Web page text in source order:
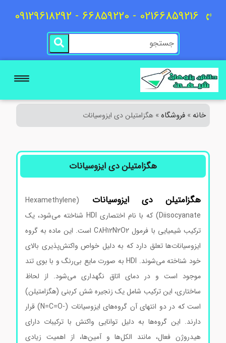
02166859216 - 66859220 - 09129618292
خانه»فروشگاه»هگزامتیلن دی ایزوسیانات
هگزامتیلن دی ایزوسیانات
هگزامتیلن دی ایزوسیانات
(Hexamethylene
Diisocyanate) که با نام اختصاری HDI شناخته می‌شود، یک
ترکیب شیمیایی با فرمول C8H12N2O2 است. این ماده به گروه
ایزوسیانات‌ها تعلق دارد که به دلیل خواص واکنش‌پذیری بالای
خود شناخته می‌شوند. HDI به صورت مایع بی‌رنگ و با بوی تند
موجود است و در دمای اتاق نگهداری می‌شود. از لحاظ
ساختاری، این ترکیب شامل یک زنجیره شش کربنی (هگزامتیلن)
است که در دو انتهای آن گروه‌های ایزوسیانات (-N=C=O) قرار
دارند. این گروه‌ها به دلیل توانایی واکنش با ترکیبات دارای
هیدروژن فعال، مانند الکل‌ها و آمین‌ها، از اهمیت زیادی